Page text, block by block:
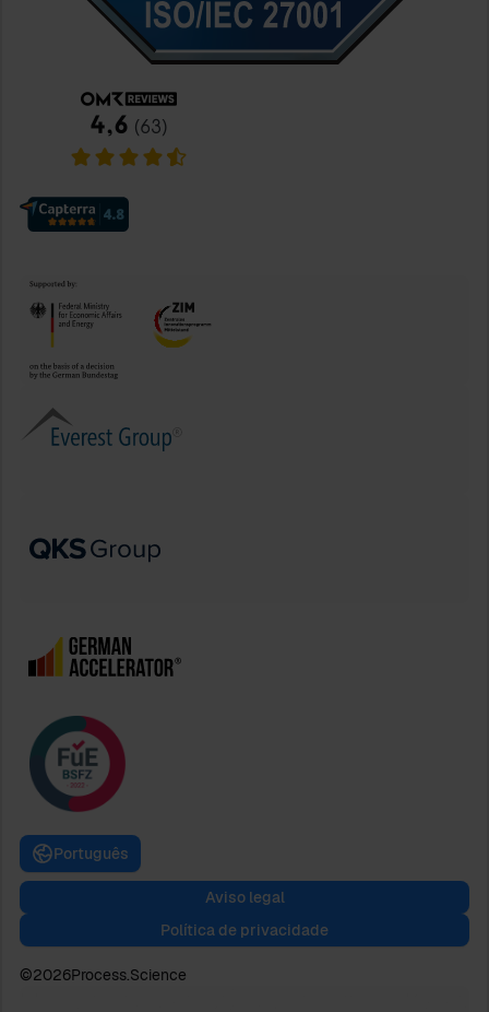
Português
Aviso legal
Política de privacidade
©2026Process.Science